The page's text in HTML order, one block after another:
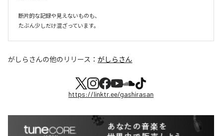
断片的な記録や見えないものも、
たぶん少しだけ混ざっています。
がしらさんの他のリリース： がしらさん
https://linktr.ee/gashirasan